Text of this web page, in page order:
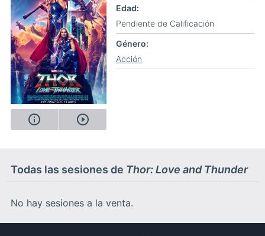
Edad
Pendiente de Calificación
Género
Acción
Todas las sesiones de Thor: Love and Thunder
No hay sesiones a la venta.